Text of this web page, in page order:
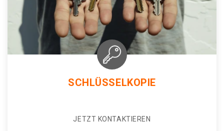
SCHLÜSSELKOPIE
JETZT KONTAKTIEREN